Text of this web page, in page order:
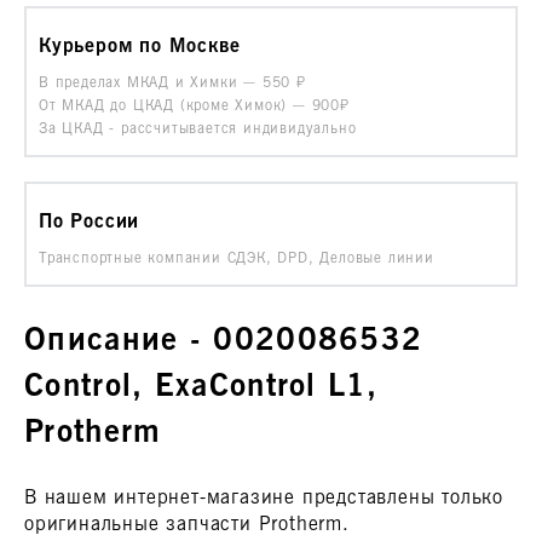
Курьером по Москве
В пределах МКАД и Химки — 550
От МКАД до ЦКАД (кроме Химок) — 900₽
За ЦКАД - рассчитывается индивидуально
По России
Транспортные компании СДЭК, DPD, Деловые линии
Описание - 0020086532
Control, ExaControl L1,
Protherm
В нашем интернет-магазине представлены только
оригинальные запчасти Protherm.